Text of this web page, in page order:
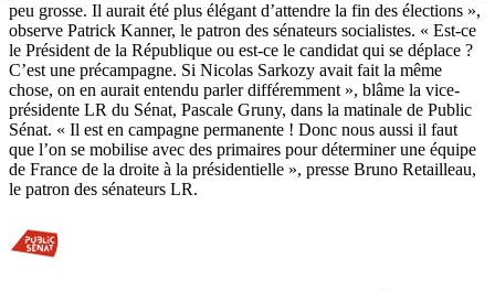
peu grosse. Il aurait été plus élégant d’attendre la fin des élections »,
observe Patrick Kanner, le patron des sénateurs socialistes. « Est-ce
le Président de la République ou est-ce le candidat qui se déplace ?
C’est une précampagne. Si Nicolas Sarkozy avait fait la même
chose, on en aurait entendu parler différemment », blâme la vice-
présidente LR du Sénat, Pascale Gruny, dans la matinale de Public
Sénat. « Il est en campagne permanente ! Donc nous aussi il faut
que l’on se mobilise avec des primaires pour déterminer une équipe
de France de la droite à la présidentielle », presse Bruno Retailleau,
le patron des sénateurs LR.